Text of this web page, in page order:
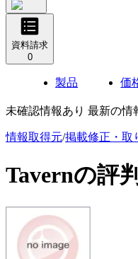
資料請求
0
製品 価
未確認情報あり 最新の
情報取得元/掲載修正・取
Tavernの評